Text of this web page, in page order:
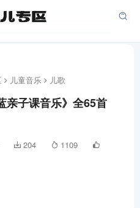
儿童音乐 儿歌
亲子课音乐》全65首
204
1109